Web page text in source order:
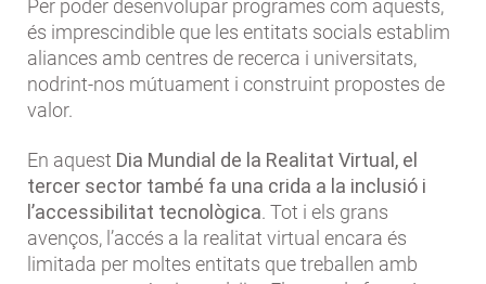
Per poder desenvolupar programes com aquests,
és imprescindible que les entitats socials establim
aliances amb centres de recerca i universitats,
nodrint-nos mútuament i construint propostes de
valor.
En aquest Dia Mundial de la Realitat Virtual, el
tercer sector també fa una crida a la inclusió i
l’accessibilitat tecnològica. Tot i els grans
avenços, l’accés a la realitat virtual encara és
limitada per moltes entitats que treballen amb